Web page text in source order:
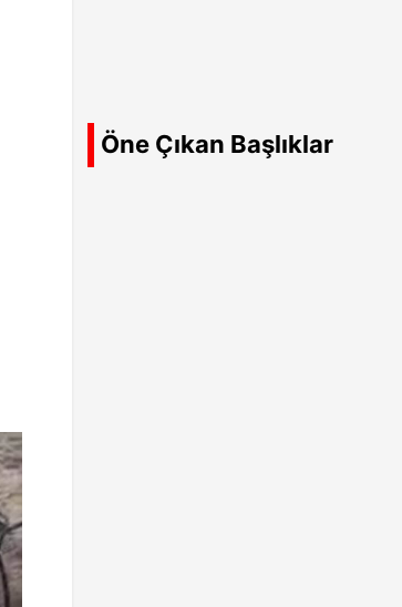
Öne Çıkan Başlıklar